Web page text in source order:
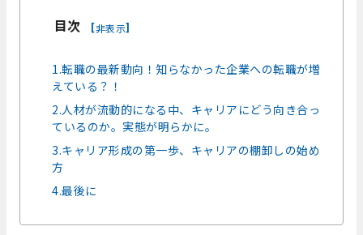
目次 [非表示]
1.転職の最新動向！知らなかった企業への転職が増
えている？！
2.人材が流動的になる中、キャリアにどう向き合っ
ているのか。実態が明らかに。
3.キャリア形成の第一歩、キャリアの棚卸しの始め
方
4.最後に